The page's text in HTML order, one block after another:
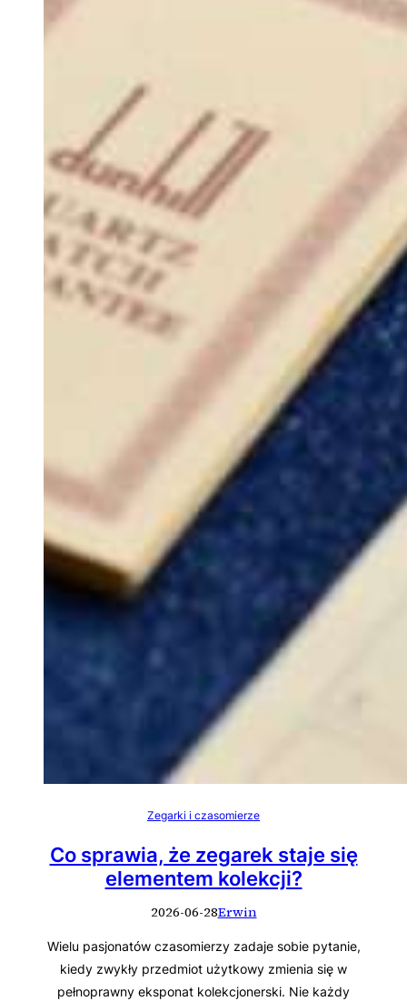
Zegarki i czasomierze
Co sprawia, że zegarek staje się
elementem kolekcji?
2026-06-28Erwin
Wielu pasjonatów czasomierzy zadaje sobie pytanie,
kiedy zwykły przedmiot użytkowy zmienia się w
pełnoprawny eksponat kolekcjonerski. Nie każdy